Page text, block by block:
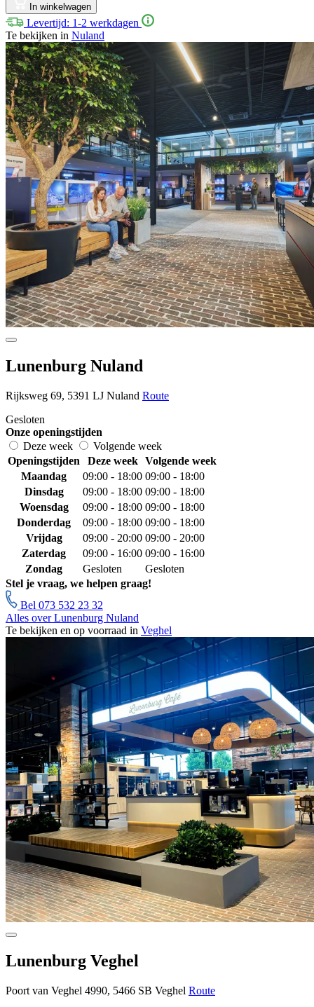
In winkelwagen
Levertijd: 1-2 werkdagen
Te bekijken in Nuland
Lunenburg Nuland
Rijksweg 69, 5391 LJ Nuland Route
Gesloten
Onze openingstijden
Deze week
Volgende week
Openingstijden
Deze week
Volgende week
Maandag
09:00 - 18:00 09:00 - 18:00
Dinsdag
09:00 - 18:00 09:00 - 18:00
Woensdag
09:00 - 18:00 09:00 - 18:00
Donderdag
09:00 - 18:00 09:00 - 18:00
Vrijdag
09:00 - 20:00 09:00 - 20:00
Zaterdag
09:00 - 16:00 09:00 - 16:00
Zondag
Gesloten
Gesloten
Stel je vraag, we helpen graag!
Bel 073 532 23 32
Alles over Lunenburg Nuland
Te bekijken en op voorraad in Veghel
Lunenburg Veghel
Poort van Veghel 4990, 5466 SB Veghel Route